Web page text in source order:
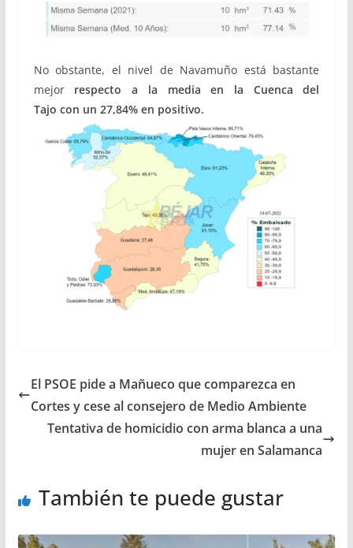
No obstante, el nivel de Navamuño está bastante
mejor respecto a la media
en la Cuenca del
Tajo con un 27,84% en positivo.
El PSOE pide a Mañueco que comparezca en
Cortes y cese al consejero de Medio Ambiente
Tentativa de homicidio con arma blanca a una
mujer en Salamanca
También te puede gustar